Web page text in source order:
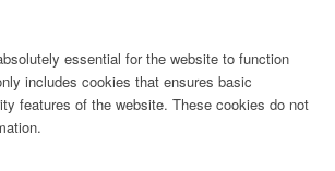
essential for the website to function
includes cookies that ensures basic
features of the website. These cookies do not